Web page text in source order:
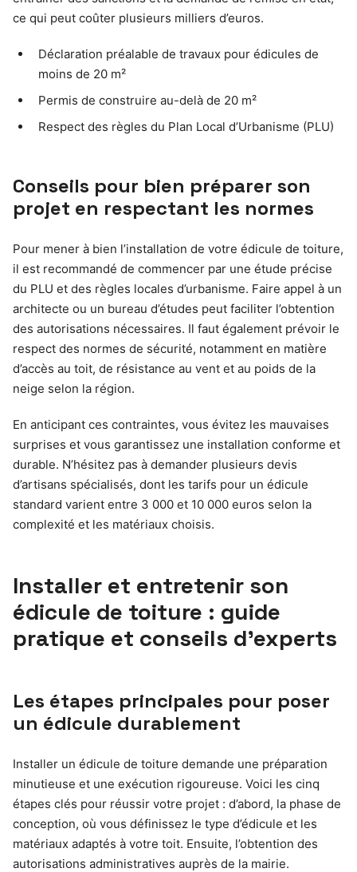
ce qui peut coûter plusieurs milliers d’euros.
Déclaration préalable de travaux pour édicules de
moins de 20 m²
Permis de construire au-delà de 20 m²
Respect des règles du Plan Local d’Urbanisme (PLU)
Conseils pour bien préparer son
projet en respectant les normes
Pour mener à bien l’installation de votre édicule de toiture,
il est recommandé de commencer par une étude précise
du PLU et des règles locales d’urbanisme. Faire appel à un
architecte ou un bureau d’études peut faciliter l’obtention
des autorisations nécessaires. Il faut également prévoir le
respect des normes de sécurité, notamment en matière
d’accès au toit, de résistance au vent et au poids de la
neige selon la région.
En anticipant ces contraintes, vous évitez les mauvaises
surprises et vous garantissez une installation conforme et
durable. N’hésitez pas à demander plusieurs devis
d’artisans spécialisés, dont les tarifs pour un édicule
standard varient entre 3 000 et 10 000 euros selon la
complexité et les matériaux choisis.
Installer et entretenir son
édicule de toiture : guide
pratique et conseils d’experts
Les étapes principales pour poser
un édicule durablement
Installer un édicule de toiture demande une préparation
minutieuse et une exécution rigoureuse. Voici les cinq
étapes clés pour réussir votre projet : d’abord, la phase de
conception, où vous définissez le type d’édicule et les
matériaux adaptés à votre toit. Ensuite, l’obtention des
autorisations administratives auprès de la mairie.